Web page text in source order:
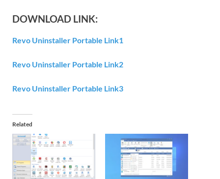
DOWNLOAD LINK:
Revo Uninstaller Portable Link1
Revo Uninstaller Portable Link2
Revo Uninstaller Portable Link3
Related